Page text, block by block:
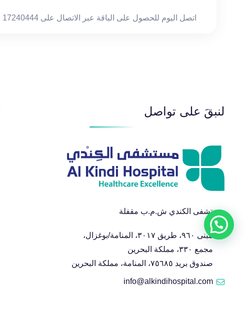
اتصل اليوم للحصول على الباقة عبر الاتصال على 17240444
لنبقَ على تواصل
مستشفى الكندي ش.م.ب مقفلة
مبنى ٩٦٠، طريق ٣٠١٧، المنامة/بوغزال،
مجمع ٣٣٠، مملكة البحرين
صندوق بريد ٧٥٦٨٥، المنامة، مملكة البحرين
info@alkindihospital.com